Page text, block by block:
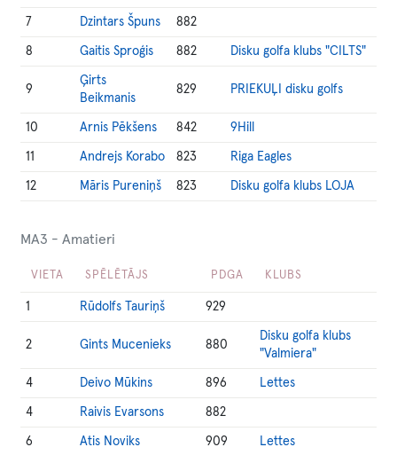
7 Dzintars Špuns 882
8 Gaitis Sproģis 882 Disku golfa klubs "CILTS"
9
Ģirts
Beikmanis
829 PRIEKUĻI disku golfs
10 Arnis Pēkšens 842 9Hill
11 Andrejs Korabo 823 Riga Eagles
12 Māris Pureniņš 823 Disku golfa klubs LOJA
MA3 - Amatieri
VIETA SPĒLĒTĀJS PDGA KLUBS
1 Rūdolfs Tauriņš 929
2 Gints Mucenieks 880
Disku golfa klubs
"Valmiera"
4 Deivo Mūkins 896 Lettes
4 Raivis Evarsons 882
6 Atis Noviks 909 Lettes